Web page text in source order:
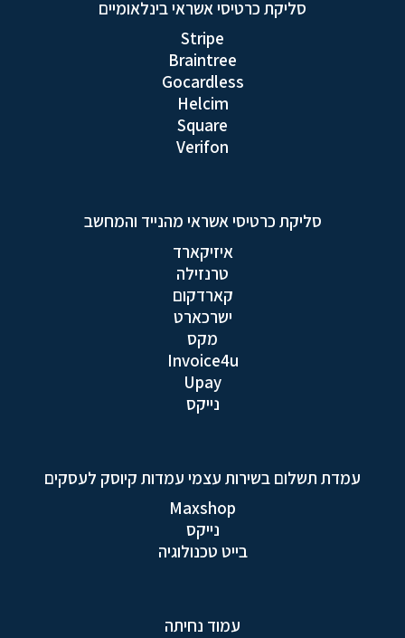
סליקת כרטיסי אשראי בינלאומיים
Stripe
Braintree
Gocardless
Helcim
Square
Verifon
סליקת כרטיסי אשראי מהנייד והמחשב
איזיקארד
טרנזילה
קארדקום
ישרכארט
מקס
Invoice4u
Upay
נייקס
עמדת תשלום בשירות עצמי עמדות קיוסק לעסקים
Maxshop
נייקס
בייט טכנולוגיה
עמוד נחיתה